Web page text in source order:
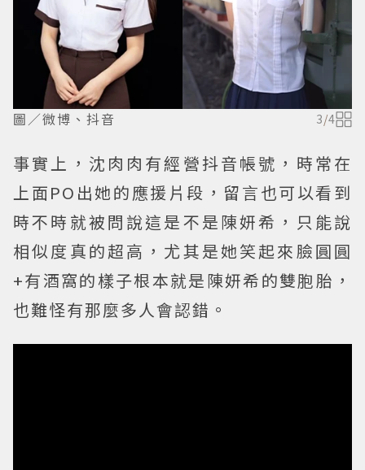
圖／微博、抖音 3/4
事實上，沈肉肉有經營抖音帳號，時常在
上面PO出她的應援片段，留言也可以看到
時不時就被問說這是不是陳妍希，只能說
相似度真的超高，尤其是她笑起來臉圓圓
+有酒窩的樣子根本就是陳妍希的雙胞胎，
也難怪有那麼多人會認錯。